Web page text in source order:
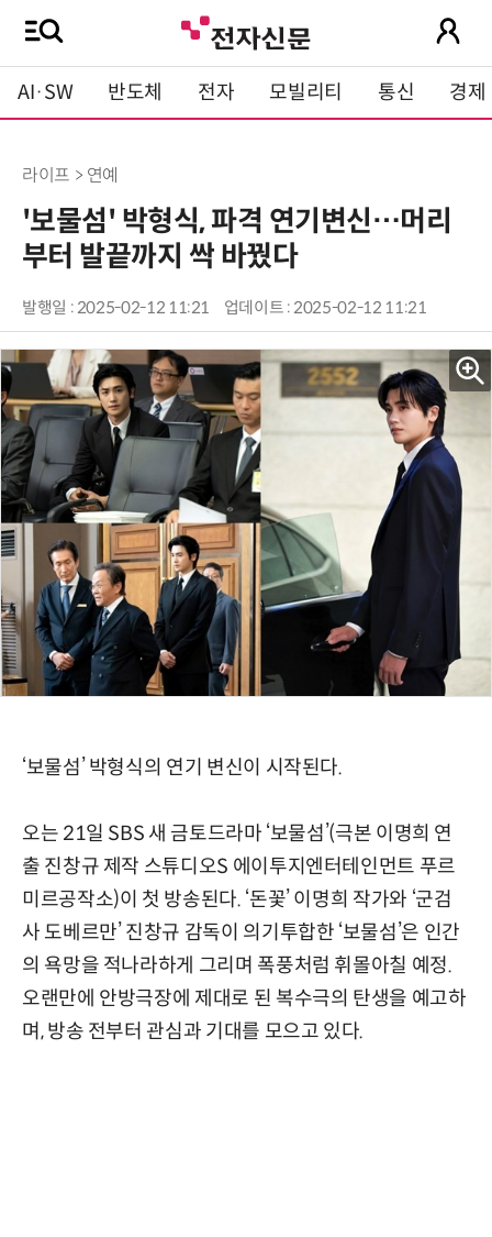
AI·SW 반도체 전자 모빌리티 통신 경제
라이프 > 연예
'보물섬' 박형식, 파격 연기변신…머리
부터 발끝까지 싹 바꿨다
발행일 : 2025-02-12 11:21 업데이트 : 2025-02-12 11:21
‘보물섬’ 박형식의 연기 변신이 시작된다.
오는 21일 SBS 새 금토드라마 ‘보물섬’(극본 이명희 연
출 진창규 제작 스튜디오S 에이투지엔터테인먼트 푸르
미르공작소)이 첫 방송된다. ‘돈꽃’ 이명희 작가와 ‘군검
사 도베르만’ 진창규 감독이 의기투합한 ‘보물섬’은 인간
의 욕망을 적나라하게 그리며 폭풍처럼 휘몰아칠 예정.
오랜만에 안방극장에 제대로 된 복수극의 탄생을 예고하
며, 방송 전부터 관심과 기대를 모으고 있다.